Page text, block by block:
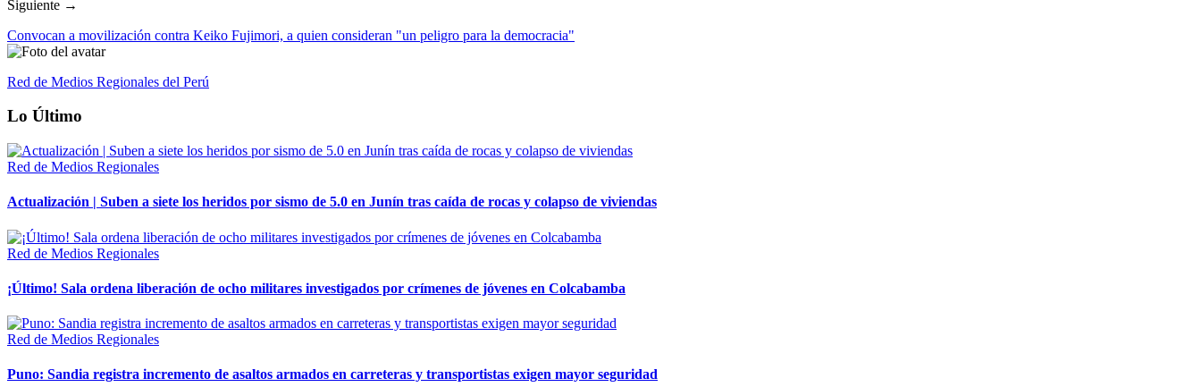
Siguiente →
Convocan a movilización contra Keiko Fujimori, a quien consideran "un peligro para la democracia"
Red de Medios Regionales del Perú
Lo Último
Red de Medios Regionales
Actualización | Suben a siete los heridos por sismo de 5.0 en Junín tras caída de rocas y colapso de viviendas
Red de Medios Regionales
¡Último! Sala ordena liberación de ocho militares investigados por crímenes de jóvenes en Colcabamba
Red de Medios Regionales
Puno: Sandia registra incremento de asaltos armados en carreteras y transportistas exigen mayor seguridad